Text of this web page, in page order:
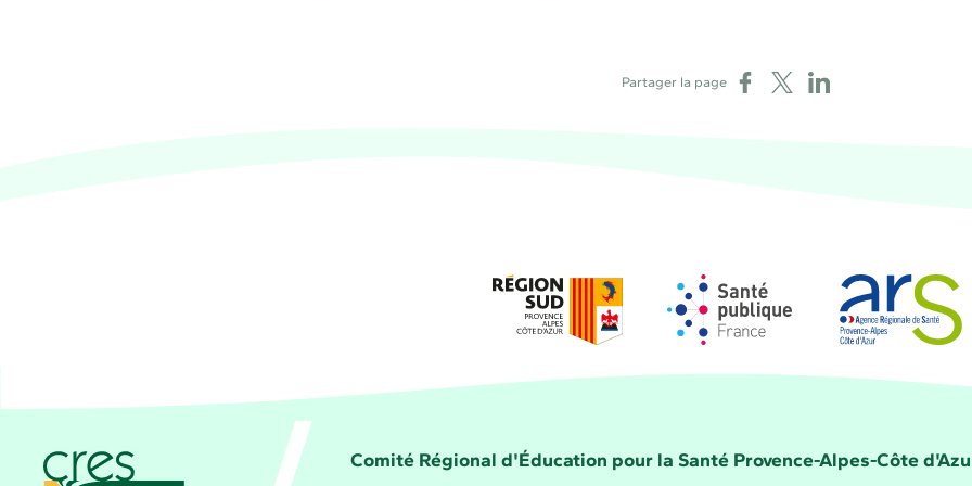
Partager la page Partager sur Facebook
Partager sur XPartager sur LinkedIn
Région Sud Santé publique FranceAgence
CRES Paca - Comité Régional d'Éducation pour la Santé Provence-Alpes-Côte d'Azur
Comité Régional d'Éducation pour la Santé Provence-Alpes-Côte